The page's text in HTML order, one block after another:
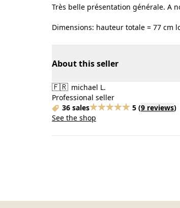
Très belle présentation générale. A
Dimensions: hauteur totale = 77 cm
About this seller
🇫🇷 michael L.
Professional seller
36 sales
5 (9 reviews)
See the shop